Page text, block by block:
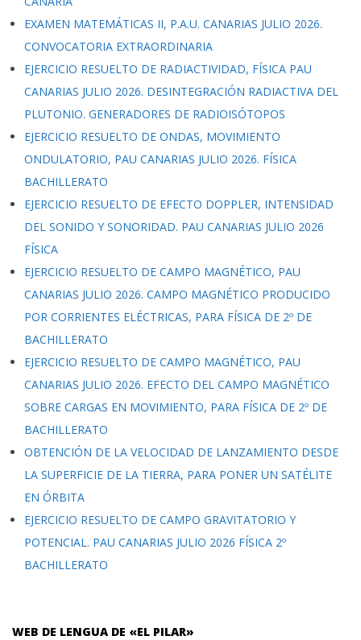
EXAMEN MATEMÁTICAS II, P.A.U. CANARIAS JULIO 2026.
CONVOCATORIA EXTRAORDINARIA
EJERCICIO RESUELTO DE RADIACTIVIDAD, FÍSICA PAU
CANARIAS JULIO 2026. DESINTEGRACIÓN RADIACTIVA DEL
PLUTONIO. GENERADORES DE RADIOISÓTOPOS
EJERCICIO RESUELTO DE ONDAS, MOVIMIENTO
ONDULATORIO, PAU CANARIAS JULIO 2026. FÍSICA
BACHILLERATO
EJERCICIO RESUELTO DE EFECTO DOPPLER, INTENSIDAD
DEL SONIDO Y SONORIDAD. PAU CANARIAS JULIO 2026
FÍSICA
EJERCICIO RESUELTO DE CAMPO MAGNÉTICO, PAU
CANARIAS JULIO 2026. CAMPO MAGNÉTICO PRODUCIDO
POR CORRIENTES ELÉCTRICAS, PARA FÍSICA DE 2º DE
BACHILLERATO
EJERCICIO RESUELTO DE CAMPO MAGNÉTICO, PAU
CANARIAS JULIO 2026. EFECTO DEL CAMPO MAGNÉTICO
SOBRE CARGAS EN MOVIMIENTO, PARA FÍSICA DE 2º DE
BACHILLERATO
OBTENCIÓN DE LA VELOCIDAD DE LANZAMIENTO DESDE
LA SUPERFICIE DE LA TIERRA, PARA PONER UN SATÉLITE
EN ÓRBITA
EJERCICIO RESUELTO DE CAMPO GRAVITATORIO Y
POTENCIAL. PAU CANARIAS JULIO 2026 FÍSICA 2º
BACHILLERATO
WEB DE LENGUA DE «EL PILAR»